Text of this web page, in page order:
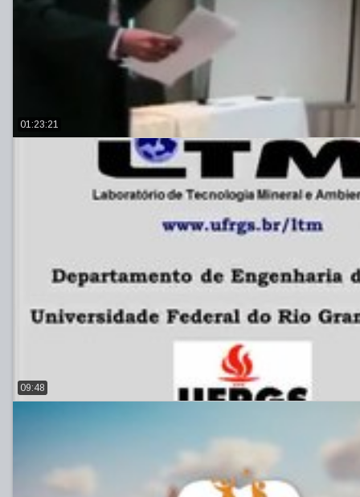
01:23:21
09:48